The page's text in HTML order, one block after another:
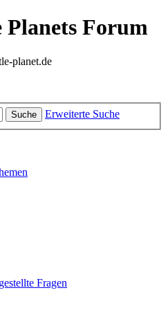
Forum
planet.de
Suche Erweiterte Suche
Fragen